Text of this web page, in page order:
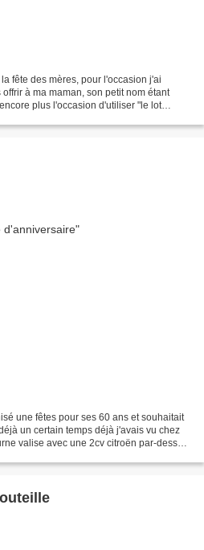
fête des mères, pour l'occasion j'ai
à ma maman, son petit nom étant
plus l'occasion d'utiliser "le lot
une fêtes pour ses 60 ans et souhaitait
un certain temps déjà j'avais vu chez
valise avec une 2cv citroën par-dessus